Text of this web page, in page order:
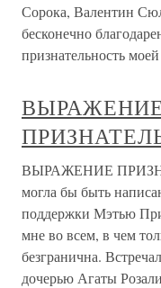
Сорока, Валентин
бесконечно
признательность
ВЫРАЖЕНИЕ
могла бы быть
поддержки Мэтью
мне во всем, в чем
безгранична.
дочерью Агаты